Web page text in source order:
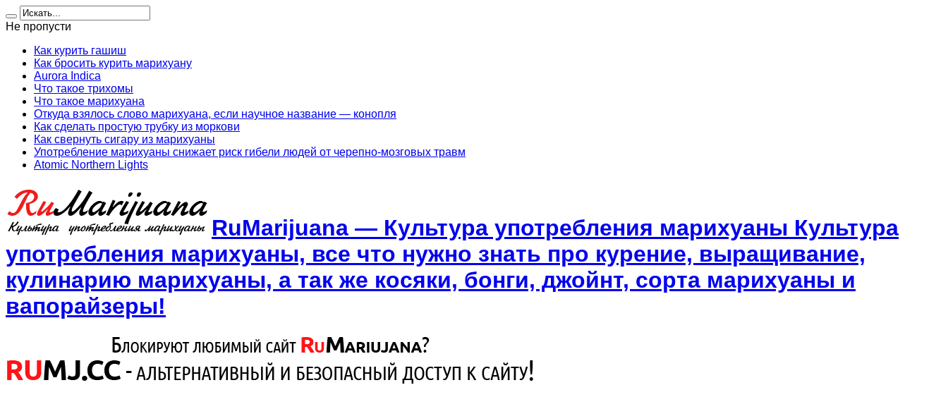
Не пропусти
Как курить гашиш
Как бросить курить марихуану
Aurora Indica
Что такое трихомы
Что такое марихуана
Откуда взялось слово марихуана, если научное название — конопля
Как сделать простую трубку из моркови
Как свернуть сигару из марихуаны
Употребление марихуаны снижает риск гибели людей от черепно-мозговых травм
Atomic Northern Lights
RuMarijuana — Культура употребления марихуаны Культура
употребления марихуаны, все что нужно знать про курение, выращивание,
кулинарию марихуаны, а так же косяки, бонги, джойнт, сорта марихуаны и
вапорайзеры!